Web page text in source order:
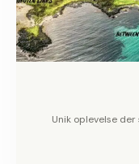
Unik oplevelse